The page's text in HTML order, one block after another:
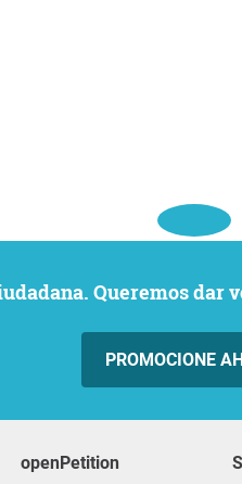
Queremos
PROMOCIONE
openPetition